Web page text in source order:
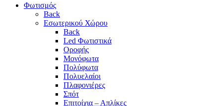
Φωτισμός
Back
Εσωτερικού Χώρου
Back
Led Φωτιστικά
Οροφής
Μονόφωτα
Πολύφωτα
Πολυελαίοι
Πλαφονιέρες
Σπότ
Επιτοίχια – Απλίκες